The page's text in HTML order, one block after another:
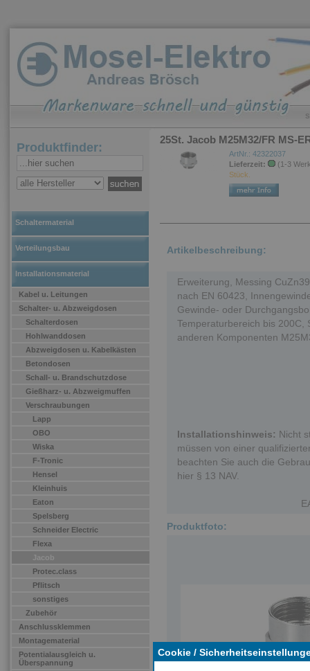
Cookie /
Produktfinder:
Schaltermaterial
Verteilungsbau
Installationsmaterial
Kabel u. Leitungen
Schalter- u. Abzweigdosen
Schalterdosen
Hohlwanddosen
Abzweigdosen u. Kabelkästen
Betondosen
Schall- u. Brandschutzdose
Gießharz- u. Abzweigmuffen
Verschraubungen
Lapp
OBO
Wiska
F-Tronic
Hensel
Kleinhuis
Eaton
Spelsberg
Schneider Electric
Flexa
Jacob
Protec.class
Pflitsch
sonstiges
Zubehör
Anschlussklemmen
Montagematerial
Potentialausgleich u.
Überspannung
25St. Jacob M25M32/FR MS-
ArtNr.: 42322037
Lieferzeit:
(1-3
Stück.
Artikelbeschreibung:
Erweiterung, Messing
nach EN 60423,
Gewinde- oder
Temperaturbereich bis 200C,
anderen Komponenten
Installationshinweis: Nicht
müssen von einer
beachten Sie auch die
hier § 13 NAV.
Produktfoto: